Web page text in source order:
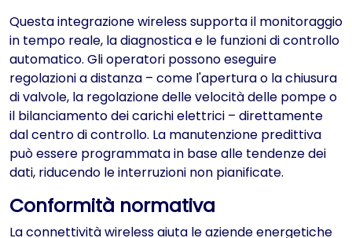
Questa integrazione wireless supporta il monitoraggio
in tempo reale, la diagnostica e le funzioni di controllo
automatico. Gli operatori possono eseguire
regolazioni a distanza – come l'apertura o la chiusura
di valvole, la regolazione delle velocità delle pompe o
il bilanciamento dei carichi elettrici – direttamente
dal centro di controllo. La manutenzione predittiva
può essere programmata in base alle tendenze dei
dati, riducendo le interruzioni non pianificate.
Conformità normativa
La connettività wireless aiuta le aziende energetiche